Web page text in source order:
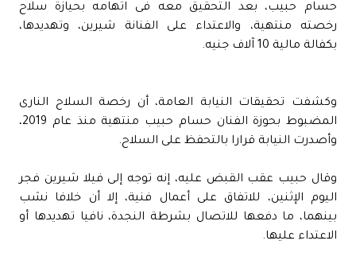
حسام حبيب، بعد التحقيق معه فى اتهامه بحيازة سلاح
رخصته منتهية، والاعتداء على الفنانة شيرين، وتهديدها،
بكفالة مالية 10 آلاف جنيه.
وكشفت تحقيقات النيابة العامة، أن رخصة السلاح النارى
المضبوط بحوزة الفنان حسام حبيب منتهية منذ عام 2019،
وأصدرت النيابة قرارا بالتحفظ على السلاح.
وقال حبيب عقب القبض عليه، إنه توجه إلى فيلا شيرين فجر
اليوم الإثنين، للاتفاق على أعمال فنية، إلا أن خلافا نشب
بينهما، ما دفعها للاتصال بشرطة النجدة، نافيا تهديدها أو
الاعتداء عليها.